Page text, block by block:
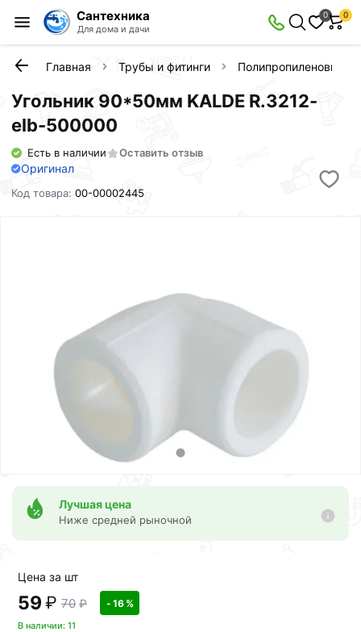
Сантехника
Для дома и дачи
0 0
Главная Трубы и фитинги Полипропиленовые
Угольник 90*50мм KALDE R.3212-
elb-500000
Есть в наличии Оставить отзыв
Оригинал
Код товара:00-00002445
Лучшая цена
Ниже средней рыночной
Цена за шт
59 ₽ 70 ₽ - 16 %
В наличии: 11